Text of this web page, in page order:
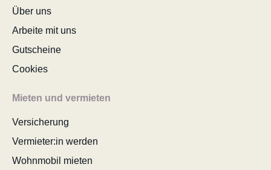
Über uns
Arbeite mit uns
Gutscheine
Cookies
Mieten und vermieten
Versicherung
Vermieter:in werden
Wohnmobil mieten